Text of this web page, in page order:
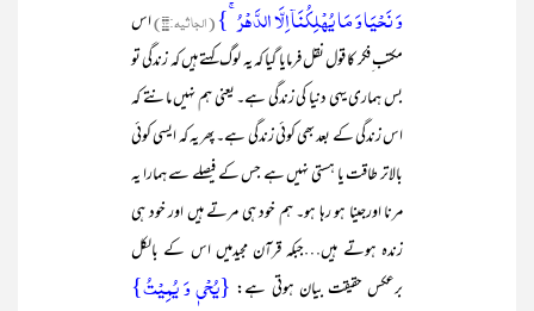
وَ نَحۡیَا وَ مَا یُہۡلِکُنَاۤ اِلَّا الدَّہۡرُ ۚ}(الجاثیہ:۲۴) اس
مکتب ِفکر کا قول نقل فرمایا گیا کہ یہ لوگ کہتے ہیں کہ زندگی تو
بس ہماری یہی دنیا کی زندگی ہے۔ یعنی ہم نہیں مانتے کہ
اس زندگی کے بعد بھی کوئی زندگی ہے۔ پھر یہ کہ ایسی کوئی
بالاتر طاقت یا ہستی نہیں ہے جس کے فیصلے سے ہمارا یہ
مرنا اورجینا ہو رہا ہو۔ ہم خود ہی مرتے ہیں اور خود ہی
زندہ ہوتے ہیں…جبکہ قرآن مجیدمیں اس کے بالکل
برعکس حقیقت بیان ہوتی ہے: {یُحۡیٖ وَ یُمِیۡتُ}